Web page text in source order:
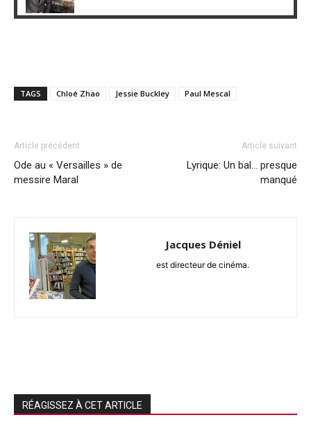
TAGS Chloé Zhao Jessie Buckley Paul Mescal
Article précédent
Ode au « Versailles » de
messire Maral
Article suivant
Lyrique: Un bal… presque
manqué
Jacques Déniel
est directeur de cinéma.
RÉAGISSEZ À CET ARTICLE